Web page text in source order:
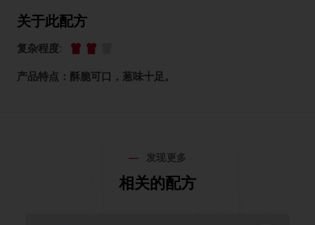
关于此配方
复杂程度:
产品特点：酥脆可口，葱味十足。
发现更多
相关的配方